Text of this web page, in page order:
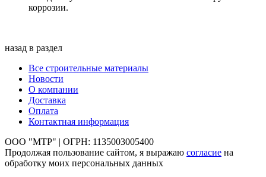
коррозии.
назад в раздел
Все строительные материалы
Новости
О компании
Доставка
Оплата
Контактная информация
ООО "МТР" | ОГРН: 1135003005400
Продолжая пользование сайтом, я выражаю согласие на
обработку моих персональных данных